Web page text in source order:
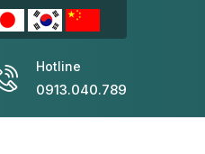
Hotline
0913.040.789